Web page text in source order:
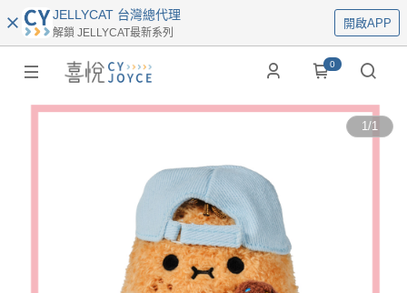
JELLYCAT 台灣總代理
解鎖 JELLYCAT最新系列
開啟APP
0
1/1